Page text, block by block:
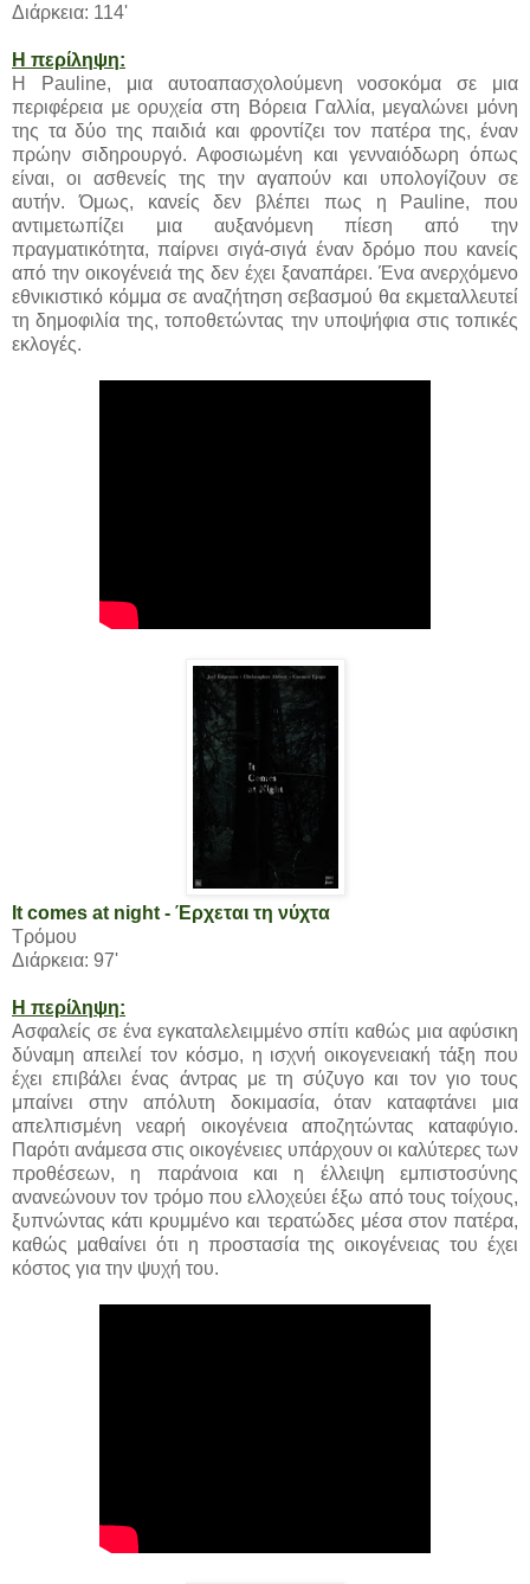
Διάρκεια: 114'
Η περίληψη:
Η Pauline, μια αυτοαπασχολούμενη νοσοκόμα σε μια
περιφέρεια με ορυχεία στη Βόρεια Γαλλία, μεγαλώνει μόνη
της τα δύο της παιδιά και φροντίζει τον πατέρα της, έναν
πρώην σιδηρουργό. Αφοσιωμένη και γενναιόδωρη όπως
είναι, οι ασθενείς της την αγαπούν και υπολογίζουν σε
αυτήν. Όμως, κανείς δεν βλέπει πως η Pauline, που
αντιμετωπίζει μια αυξανόμενη πίεση από την
πραγματικότητα, παίρνει σιγά-σιγά έναν δρόμο που κανείς
από την οικογένειά της δεν έχει ξαναπάρει. Ένα ανερχόμενο
εθνικιστικό κόμμα σε αναζήτηση σεβασμού θα εκμεταλλευτεί
τη δημοφιλία της, τοποθετώντας την υποψήφια στις τοπικές
εκλογές.
It comes at night - Έρχεται τη νύχτα
Τρόμου
Διάρκεια: 97'
Η περίληψη:
Ασφαλείς σε ένα εγκαταλελειμμένο σπίτι καθώς μια αφύσικη
δύναμη απειλεί τον κόσμο, η ισχνή οικογενειακή τάξη που
έχει επιβάλει ένας άντρας με τη σύζυγο και τον γιο τους
μπαίνει στην απόλυτη δοκιμασία, όταν καταφτάνει μια
απελπισμένη νεαρή οικογένεια αποζητώντας καταφύγιο.
Παρότι ανάμεσα στις οικογένειες υπάρχουν οι καλύτερες των
προθέσεων, η παράνοια και η έλλειψη εμπιστοσύνης
ανανεώνουν τον τρόμο που ελλοχεύει έξω από τους τοίχους,
ξυπνώντας κάτι κρυμμένο και τερατώδες μέσα στον πατέρα,
καθώς μαθαίνει ότι η προστασία της οικογένειας του έχει
κόστος για την ψυχή του.